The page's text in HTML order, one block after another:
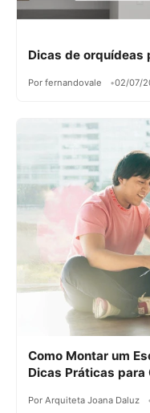
Dicas de orquídeas
Por fernandovale 02/07/
Como Montar um
Dicas Práticas
Por Arquiteta Joana Daluz